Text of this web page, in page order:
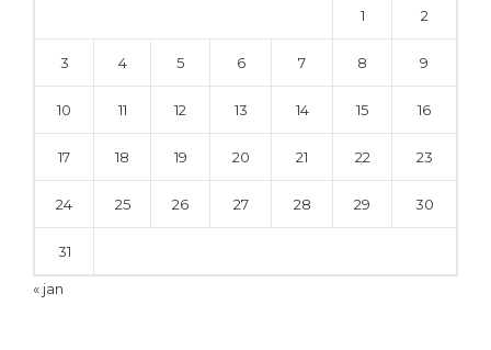
1 2
3 4 5 6 7 8 9
10 11 12 13 14 15 16
17 18 19 20 21 22 23
24 25 26 27 28 29 30
31
« jan